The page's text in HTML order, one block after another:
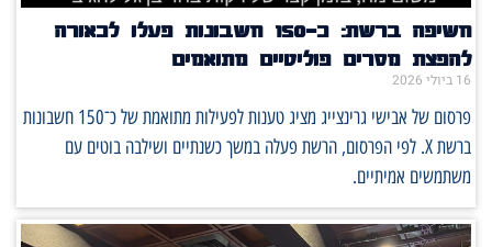
חשיפה ברשת: כ־150 חשבונות פעלו לכאורה
להפצת מסרים פוליטיים מתואמים
16 ביולי 2026
פרסום של אבישי גרינצייג מציג טענות לפעילות מתואמת של כ־150 חשבונות
ברשת X. לפי הפרסום, הרשת פעלה במשך כשנתיים ושילבה בוטים עם
משתמשים אמיתיים.